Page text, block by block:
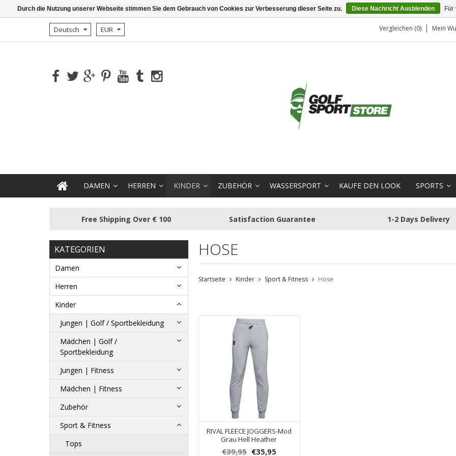
Deutsch EUR Vergleichen (0) Mein
DAMEN HERREN KINDER ZUBEHÖR WASSERSPORT KAUFE DEN LOOK SPORTS
Free Shipping Over € 100 Satisfaction Guarantee 1-2 Days Delivery
KATEGORIEN
Damen
Herren
Kinder
Jungen | Golf / Sportbekleidung
Mädchen | Golf /
Sportbekleidung
Jungen | Fitness
Mädchen | Fitness
Zubehör
Sport & Fitness
Tops
HOSE
Startseite Kinder Sport & Fitness Hose
RIVAL FLEECE JOGGERS-Mod
Grau Hell Heather
€39,95 €35,95
Durch die Nutzung unserer Webseite stimmen Sie dem Gebrauch von Cookies zur Verbesserung dieser Seite zu. Diese Nachricht Ausblenden